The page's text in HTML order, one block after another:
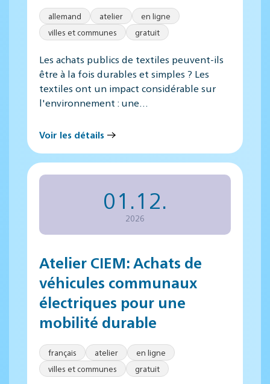
allemand atelier
en ligne
villes et communes
gratuit
Les achats publics de textiles peuvent-ils
être à la fois durables et simples ? Les
textiles ont un impact considérable sur
l'environnement : une…
Voir les détails
01.12.
2026
Atelier CIEM: Achats de
véhicules communaux
électriques pour une
mobilité durable
français atelier
en ligne
villes et communes
gratuit